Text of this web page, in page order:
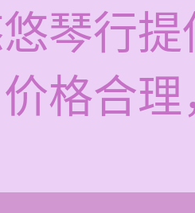
琴行
格合